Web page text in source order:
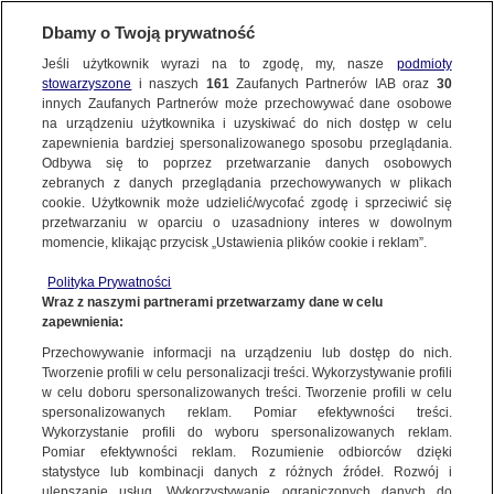
Tragiczny wypadek pod Płońskiem
27.02.2023 1 min
Źródło:KW PSP Warszawa
Udostępnij
Dbamy o Twoją prywatność
Jeśli użytkownik wyrazi na to zgodę, my, nasze podmioty
stowarzyszone i naszych 161Zaufanych Partnerów IAB oraz 30
innych Zaufanych Partnerów może przechowywać dane osobowe
na urządzeniu użytkownika i uzyskiwać do nich dostęp w celu
zapewnienia bardziej spersonalizowanego sposobu przeglądania.
Odbywa się to poprzez przetwarzanie danych osobowych
zebranych z danych przeglądania przechowywanych w plikach
cookie. Użytkownik może udzielić/wycofać zgodę i sprzeciwić się
przetwarzaniu w oparciu o uzasadniony interes w dowolnym
momencie, klikając przycisk „Ustawienia plików cookie i reklam”.
Polityka Prywatności
Wraz z naszymi partnerami przetwarzamy dane w celu
zapewnienia:
Przechowywanie informacji na urządzeniu lub dostęp do nich.
Tworzenie profili w celu personalizacji treści. Wykorzystywanie profili
w celu doboru spersonalizowanych treści. Tworzenie profili w celu
spersonalizowanych reklam. Pomiar efektywności treści.
Wykorzystanie profili do wyboru spersonalizowanych reklam.
Pomiar efektywności reklam. Rozumienie odbiorców dzięki
statystyce lub kombinacji danych z różnych źródeł. Rozwój i